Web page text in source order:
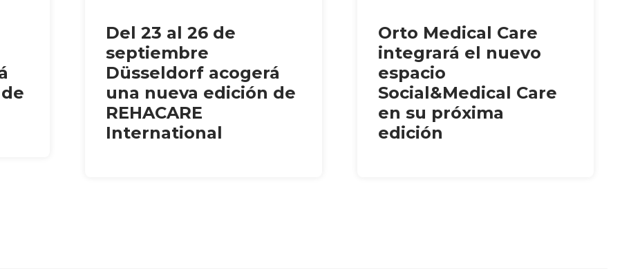
Del 23 al 26 de
septiembre
Düsseldorf acogerá
una nueva edición de
REHACARE
International
Orto Medical Care
integrará el nuevo
espacio
Social&Medical Care
en su próxima
edición